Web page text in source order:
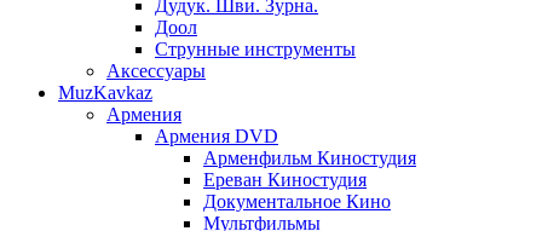
Дудук. Шви. Зурна.
Доол
Струнные инструменты
Аксессуары
MuzKavkaz
Армения
Армения DVD
Арменфильм Киностудия
Ереван Киностудия
Документальное Кино
Мультфильмы